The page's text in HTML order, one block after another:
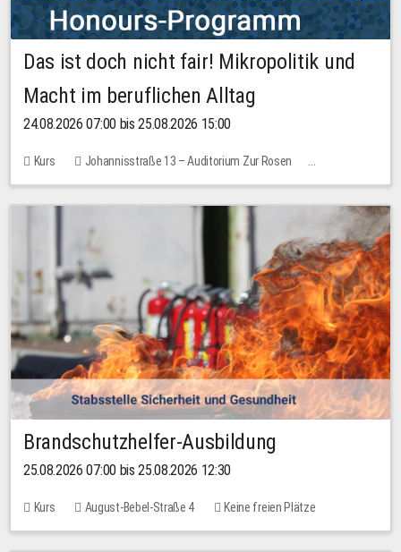
Das ist doch nicht fair! Mikropolitik und
Macht im beruflichen Alltag
24.08.2026 07:00 bis 25.08.2026 15:00
Kurs
Johannisstraße 13 – Auditorium Zur Rosen
Keine freien Plätze
Brandschutzhelfer-Ausbildung
25.08.2026 07:00 bis 25.08.2026 12:30
Kurs August-Bebel-Straße 4 Keine freien Plätze